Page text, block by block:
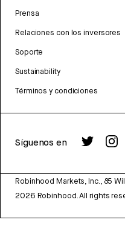
Prensa
Relaciones con los inversores
Soporte
Sustainability
Términos y condiciones
Síguenos en
Robinhood Markets, Inc., 85
2026 Robinhood. All rights